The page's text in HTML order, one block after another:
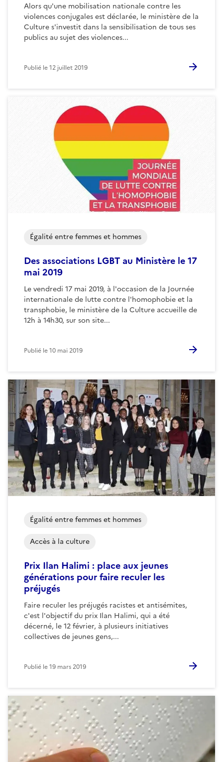
Alors qu'une mobilisation nationale contre les
violences conjugales est déclarée, le ministère de la
Culture s'investit dans la sensibilisation de tous ses
publics au sujet des violences...
Publié le12 juillet 2019
Des associations LGBT au Ministère le 17
mai 2019
Le vendredi 17 mai 2019, à l'occasion de la Journée
internationale de lutte contre l'homophobie et la
transphobie, le ministère de la Culture accueille de
12h à 14h30, sur son site...
Égalité entre femmes et hommes
Publié le10 mai 2019
Prix Ilan Halimi : place aux jeunes
générations pour faire reculer les
préjugés
Faire reculer les préjugés racistes et antisémites,
c'est l'objectif du prix Ilan Halimi, qui a été
décerné, le 12 février, à plusieurs initiatives
collectives de jeunes gens,...
Égalité entre femmes et hommes
Accès à la culture
Publié le19 mars 2019